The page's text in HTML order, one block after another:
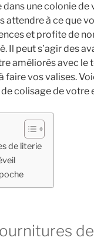
une colonie de
attendre à ce que
et profite de
Il peut s’agir des
améliorés avec le
faire vos valises.
colisage de votre
de literie